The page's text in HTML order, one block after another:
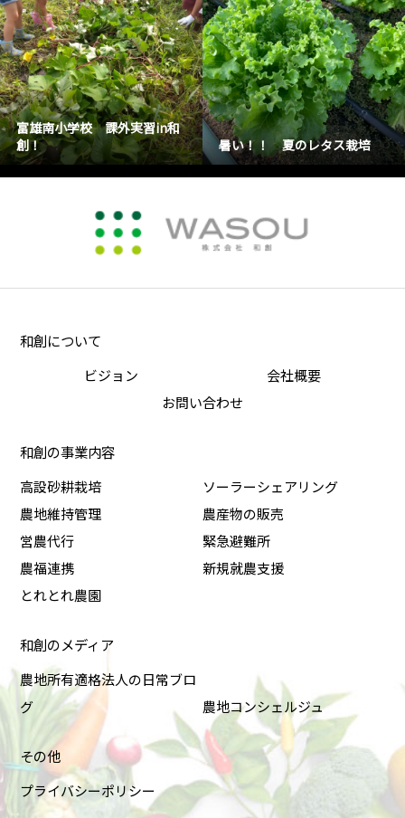
富雄南小学校 課外実習in和
創！
暑い！！ 夏のレタス栽培
和創について
ビジョン
会社概要
お問い合わせ
和創の事業内容
高設砂耕栽培
ソーラーシェアリング
農地維持管理
農産物の販売
営農代行
緊急避難所
農福連携
新規就農支援
とれとれ農園
和創のメディア
農地所有適格法人の日常ブロ
グ
農地コンシェルジュ
その他
プライバシーポリシー